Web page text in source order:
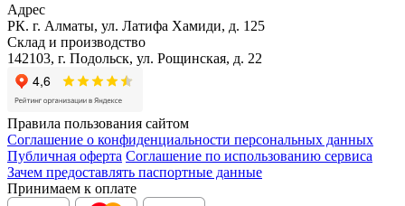
Адрес
РК. г. Алматы, ул. Латифа Хамиди, д. 125
Склад и производство
142103, г. Подольск, ул. Рощинская, д. 22
Правила пользования сайтом
Соглашение о конфиденциальности персональных данных
Публичная оферта Соглашение по использованию сервиса
Зачем предоставлять паспортные данные
Принимаем к оплате